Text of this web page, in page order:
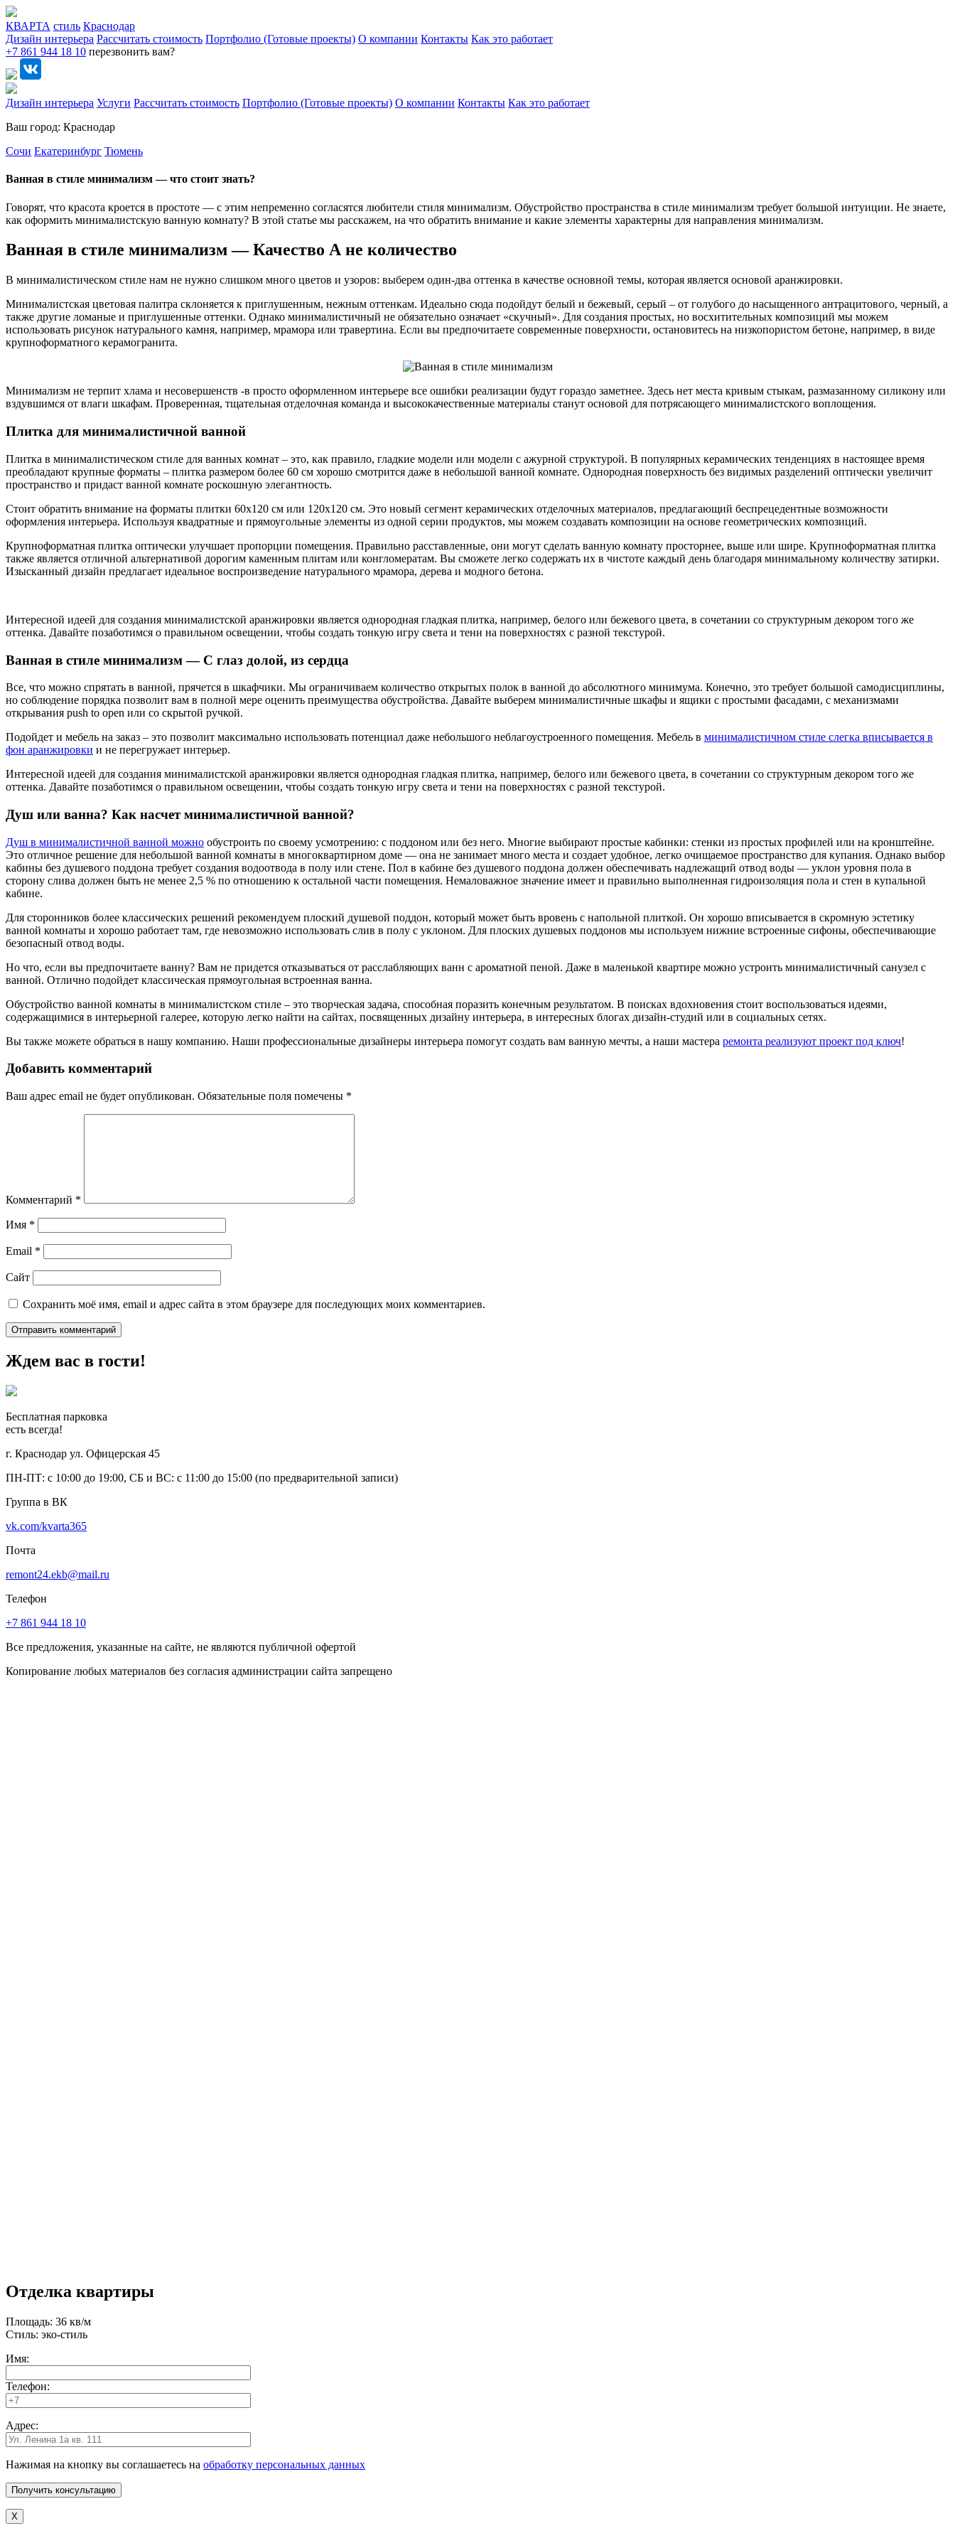
КВАРТА стиль Краснодар
Дизайн интерьера Рассчитать стоимость Портфолио (Готовые проекты) О компании Контакты Как это работает
+7 861 944 18 10 перезвонить вам?
Дизайн интерьера Услуги Рассчитать стоимость Портфолио (Готовые проекты) О компании Контакты Как это работает
Ваш город: Краснодар
Сочи Екатеринбург Тюмень
Ванная в стиле минимализм — что стоит знать?
Говорят, что красота кроется в простоте — с этим непременно согласятся любители стиля минимализм. Обустройство пространства в стиле минимализм требует большой интуиции. Не знаете,
как оформить минималистскую ванную комнату? В этой статье мы расскажем, на что обратить внимание и какие элементы характерны для направления минимализм.
Ванная в стиле минимализм — Качество А не количество
В минималистическом стиле нам не нужно слишком много цветов и узоров: выберем один-два оттенка в качестве основной темы, которая является основой аранжировки.
Минималистская цветовая палитра склоняется к приглушенным, нежным оттенкам. Идеально сюда подойдут белый и бежевый, серый – от голубого до насыщенного антрацитового, черный, а
также другие ломаные и приглушенные оттенки. Однако минималистичный не обязательно означает «скучный». Для создания простых, но восхитительных композиций мы можем
использовать рисунок натурального камня, например, мрамора или травертина. Если вы предпочитаете современные поверхности, остановитесь на низкопористом бетоне, например, в виде
крупноформатного керамогранита.
Минимализм не терпит хлама и несовершенств -в просто оформленном интерьере все ошибки реализации будут гораздо заметнее. Здесь нет места кривым стыкам, размазанному силикону или
вздувшимся от влаги шкафам. Проверенная, тщательная отделочная команда и высококачественные материалы станут основой для потрясающего минималистского воплощения.
Плитка для минималистичной ванной
Плитка в минималистическом стиле для ванных комнат – это, как правило, гладкие модели или модели с ажурной структурой. В популярных керамических тенденциях в настоящее время
преобладают крупные форматы – плитка размером более 60 см хорошо смотрится даже в небольшой ванной комнате. Однородная поверхность без видимых разделений оптически увеличит
пространство и придаст ванной комнате роскошную элегантность.
Стоит обратить внимание на форматы плитки 60х120 см или 120х120 см. Это новый сегмент керамических отделочных материалов, предлагающий беспрецедентные возможности
оформления интерьера. Используя квадратные и прямоугольные элементы из одной серии продуктов, мы можем создавать композиции на основе геометрических композиций.
Крупноформатная плитка оптически улучшает пропорции помещения. Правильно расставленные, они могут сделать ванную комнату просторнее, выше или шире. Крупноформатная плитка
также является отличной альтернативой дорогим каменным плитам или конгломератам. Вы сможете легко содержать их в чистоте каждый день благодаря минимальному количеству затирки.
Изысканный дизайн предлагает идеальное воспроизведение натурального мрамора, дерева и модного бетона.
Интересной идеей для создания минималистской аранжировки является однородная гладкая плитка, например, белого или бежевого цвета, в сочетании со структурным декором того же
оттенка. Давайте позаботимся о правильном освещении, чтобы создать тонкую игру света и тени на поверхностях с разной текстурой.
Ванная в стиле минимализм — С глаз долой, из сердца
Все, что можно спрятать в ванной, прячется в шкафчики. Мы ограничиваем количество открытых полок в ванной до абсолютного минимума. Конечно, это требует большой самодисциплины,
но соблюдение порядка позволит вам в полной мере оценить преимущества обустройства. Давайте выберем минималистичные шкафы и ящики с простыми фасадами, с механизмами
открывания push to open или со скрытой ручкой.
Подойдет и мебель на заказ – это позволит максимально использовать потенциал даже небольшого неблагоустроенного помещения. Мебель в минималистичном стиле слегка вписывается в
фон аранжировки и не перегружает интерьер.
Интересной идеей для создания минималистской аранжировки является однородная гладкая плитка, например, белого или бежевого цвета, в сочетании со структурным декором того же
оттенка. Давайте позаботимся о правильном освещении, чтобы создать тонкую игру света и тени на поверхностях с разной текстурой.
Душ или ванна? Как насчет минималистичной ванной?
Душ в минималистичной ванной можно обустроить по своему усмотрению: с поддоном или без него. Многие выбирают простые кабинки: стенки из простых профилей или на кронштейне.
Это отличное решение для небольшой ванной комнаты в многоквартирном доме — она не занимает много места и создает удобное, легко очищаемое пространство для купания. Однако выбор
кабины без душевого поддона требует создания водоотвода в полу или стене. Пол в кабине без душевого поддона должен обеспечивать надлежащий отвод воды — уклон уровня пола в
сторону слива должен быть не менее 2,5 % по отношению к остальной части помещения. Немаловажное значение имеет и правильно выполненная гидроизоляция пола и стен в купальной
кабине.
Для сторонников более классических решений рекомендуем плоский душевой поддон, который может быть вровень с напольной плиткой. Он хорошо вписывается в скромную эстетику
ванной комнаты и хорошо работает там, где невозможно использовать слив в полу с уклоном. Для плоских душевых поддонов мы используем нижние встроенные сифоны, обеспечивающие
безопасный отвод воды.
Но что, если вы предпочитаете ванну? Вам не придется отказываться от расслабляющих ванн с ароматной пеной. Даже в маленькой квартире можно устроить минималистичный санузел с
ванной. Отлично подойдет классическая прямоугольная встроенная ванна.
Обустройство ванной комнаты в минималистском стиле – это творческая задача, способная поразить конечным результатом. В поисках вдохновения стоит воспользоваться идеями,
содержащимися в интерьерной галерее, которую легко найти на сайтах, посвященных дизайну интерьера, в интересных блогах дизайн-студий или в социальных сетях.
Вы также можете обраться в нашу компанию. Наши профессиональные дизайнеры интерьера помогут создать вам ванную мечты, а наши мастера ремонта реализуют проект под ключ!
Добавить комментарий
Ваш адрес email не будет опубликован. Обязательные поля помечены *
Комментарий *
Имя *
Email *
Сайт
Сохранить моё имя, email и адрес сайта в этом браузере для последующих моих комментариев.
Ждем вас в гости!
Бесплатная парковка
есть всегда!
г. Краснодар ул. Офицерская 45
ПН-ПТ: с 10:00 до 19:00, СБ и ВС: с 11:00 до 15:00 (по предварительной записи)
Группа в ВК
vk.com/kvarta365
Почта
remont24.ekb@mail.ru
Телефон
+7 861 944 18 10
Все предложения, указанные на сайте, не являются публичной офертой
Копирование любых материалов без согласия администрации сайта запрещено
Отделка квартиры
Площадь: 36 кв/м
Стиль: эко-стиль
Имя:
Телефон:
Адрес:
Нажимая на кнопку вы соглашаетесь на обработку персональных данных
X